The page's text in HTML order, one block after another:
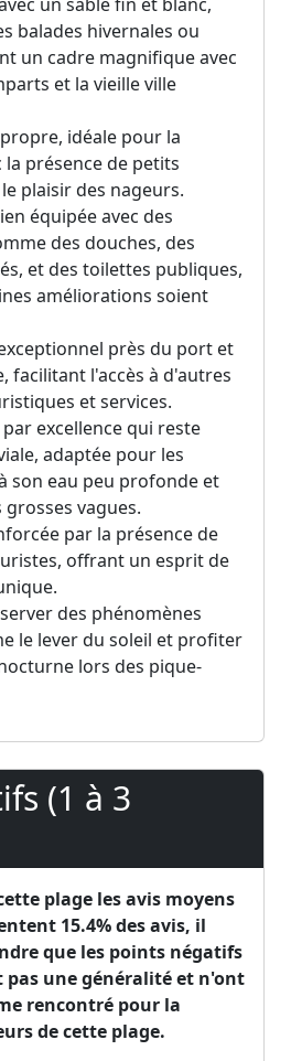
balades hivernales ou
un cadre magnifique avec
et la vieille ville
idéale pour la
la présence de petits
plaisir des nageurs.
équipée avec des
des douches, des
et des toilettes publiques,
améliorations soient
près du port et
facilitant l'accès à d'autres
et services.
excellence qui reste
adaptée pour les
son eau peu profonde et
grosses vagues.
par la présence de
offrant un esprit de
des phénomènes
le lever du soleil et profiter
lors des pique-
(1 à 3
plage les avis moyens
15.4% des avis, il
que les points négatifs
pas une généralité et n'ont
rencontré pour la
de cette plage.